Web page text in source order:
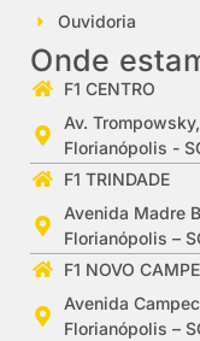
Ouvidoria
Onde
F1 CENTRO
Av.
Florianópolis -
F1 TRINDADE
Avenida Madre
Florianópolis –
F1 NOVO
Avenida
Florianópolis –